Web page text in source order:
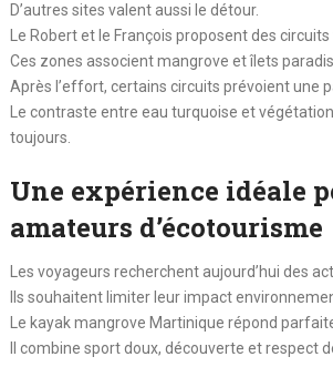
D’autres sites valent aussi le détour.
Le Robert et le François proposent des circuits
Ces zones associent mangrove et îlets
Après l’effort, certains circuits prévoient une
Le contraste entre eau turquoise et
toujours.
Une expérience idéale
amateurs d’écotourisme
Les voyageurs recherchent aujourd’hui des
Ils souhaitent limiter leur impact
Le kayak mangrove Martinique répond
Il combine sport doux, découverte et respect